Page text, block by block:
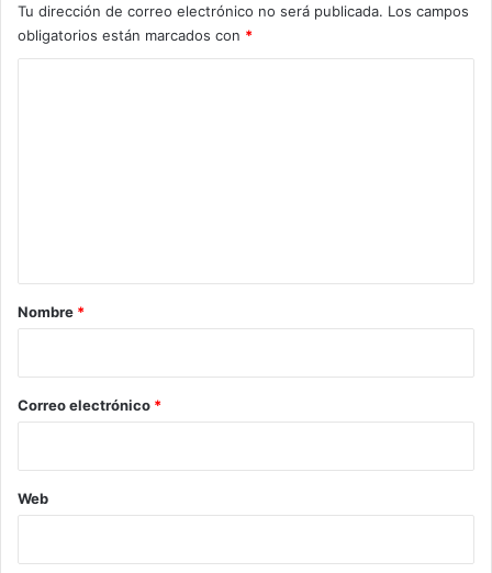
Tu dirección de correo electrónico no será publicada. Los campos
obligatorios están marcados con *
r
*
Nombre *
Correo electrónico *
Web